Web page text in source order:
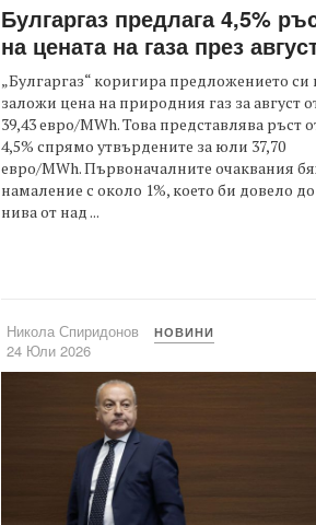
Булгаргаз предлага 4,5%
на цената на газа през
„Булгаргаз“ коригира предложението си
заложи цена на природния газ за август
39,43 евро/MWh. Това представлява ръст
4,5% спрямо утвърдените за юли 37,70
евро/MWh. Първоначалните очаквания
намаление с около 1%, което би довело до
нива от над ...
Никола Спиридонов НОВИНИ
24 Юли 2026